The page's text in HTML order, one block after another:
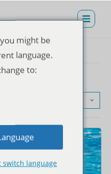
might be
language.
to:
switch language